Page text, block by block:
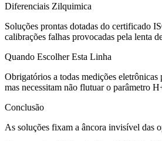
Diferenciais Zilquimica
Soluções prontas dotadas do certificado
calibrações falhas provocadas pela lenta
Quando Escolher Esta Linha
Obrigatórios a todas medições
mas necessitam não flutuar o parâmetro
Conclusão
As soluções fixam a âncora invisível das